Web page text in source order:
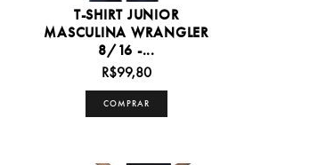
T-SHIRT JUNIOR
MASCULINA WRANGLER
8/16 -...
R$99,80
COMPRAR